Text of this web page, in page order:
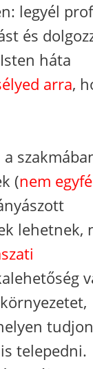
legyél
és
háta
arra,
(nem
lehetnek,
tudjon
telepedni.